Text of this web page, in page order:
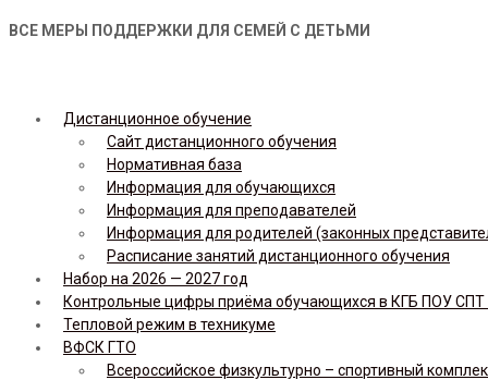
ВСЕ МЕРЫ ПОДДЕРЖКИ ДЛЯ СЕМЕЙ С ДЕТЬМИ
Дистанционное обучение
Сайт дистанционного обучения
Нормативная база
Информация для обучающихся
Информация для преподавателей
Информация для родителей (законных
Расписание занятий дистанционного обучения
Набор на 2026 — 2027 год
Контрольные цифры приёма обучающихся в КГБ ПОУ СПТ
Тепловой режим в техникуме
ВФСК ГТО
Всероссийское физкультурно – спортивный